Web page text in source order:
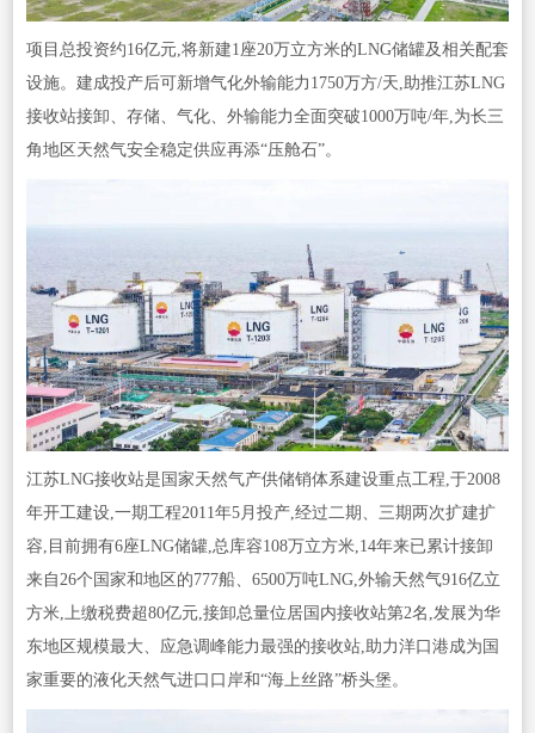
项目总投资约16亿元,将新建1座20万立方米的LNG储罐及相关配套
设施。建成投产后可新增气化外输能力1750万方/天,助推江苏LNG
接收站接卸、存储、气化、外输能力全面突破1000万吨/年,为长三
角地区天然气安全稳定供应再添“压舱石”。
江苏LNG接收站是国家天然气产供储销体系建设重点工程,于2008
年开工建设,一期工程2011年5月投产,经过二期、三期两次扩建扩
容,目前拥有6座LNG储罐,总库容108万立方米,14年来已累计接卸
来自26个国家和地区的777船、6500万吨LNG,外输天然气916亿立
方米,上缴税费超80亿元,接卸总量位居国内接收站第2名,发展为华
东地区规模最大、应急调峰能力最强的接收站,助力洋口港成为国
家重要的液化天然气进口口岸和“海上丝路”桥头堡。